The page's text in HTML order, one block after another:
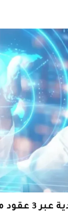
«دِل» تعزز التحول